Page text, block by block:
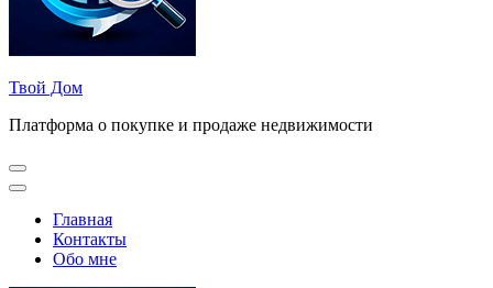
Твой Дом
Платформа о покупке и продаже недвижимости
Главная
Контакты
Обо мне